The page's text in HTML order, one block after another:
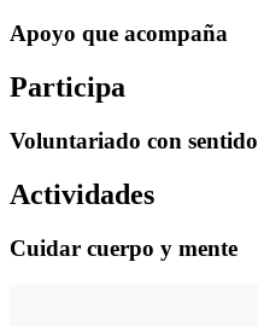
Apoyo que acompaña
Participa
Voluntariado con sentido
Actividades
Cuidar cuerpo y mente